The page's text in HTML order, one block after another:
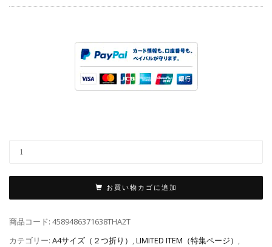
お買い物カゴに追加
商品コード: 4589486371638THA2T
カテゴリー: A4サイズ（２つ折り） ,LIMITED ITEM（特集ページ） ,